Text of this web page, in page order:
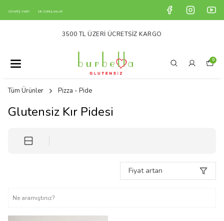
SİPARİŞ TAKİP SIK SORULANLAR
3500 TL ÜZERI ÜCRETSIZ KARGO
0
Tüm Ürünler Pizza - Pide
Glutensiz Kır Pidesi
Fiyat artan